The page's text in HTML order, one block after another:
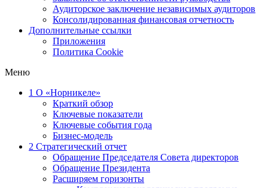
Аудиторское заключение независимых аудиторов
Консолидированная финансовая отчетность
Дополнительные ссылки
Приложения
Политика Cookie
Меню
1 О «Норникеле»
Краткий обзор
Ключевые показатели
Ключевые события года
Бизнес-модель
2 Стратегический отчет
Обращение Председателя Совета директоров
Обращение Президента
Расширяем горизонты